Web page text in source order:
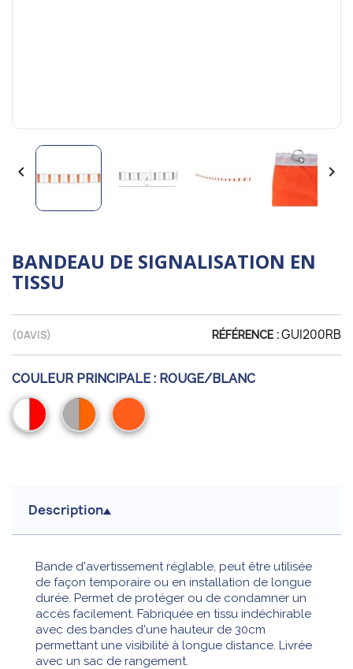
 
BANDEAU DE SIGNALISATION EN
TISSU
(0AVIS) RÉFÉRENCE :GUI200RB
COULEUR PRINCIPALE : ROUGE/BLANC
Rouge/BlancOrange/GrisOrange
Description
Bande d'avertissement réglable, peut être utilisée
de façon temporaire ou en installation de longue
durée. Permet de protéger ou de condamner un
accès facilement. Fabriquée en tissu indéchirable
avec des bandes d'une hauteur de 30cm
permettant une visibilité à longue distance. Livrée
avec un sac de rangement.